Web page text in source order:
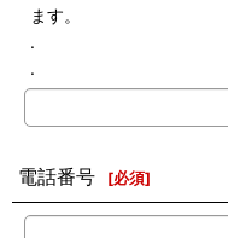
ます。
.
.
電話番号 [必須]